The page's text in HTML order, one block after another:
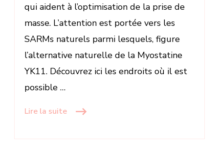
qui aident à l’optimisation de la prise de
masse. L’attention est portée vers les
SARMs naturels parmi lesquels, figure
l’alternative naturelle de la Myostatine
YK11. Découvrez ici les endroits où il est
possible …
Lire la suite